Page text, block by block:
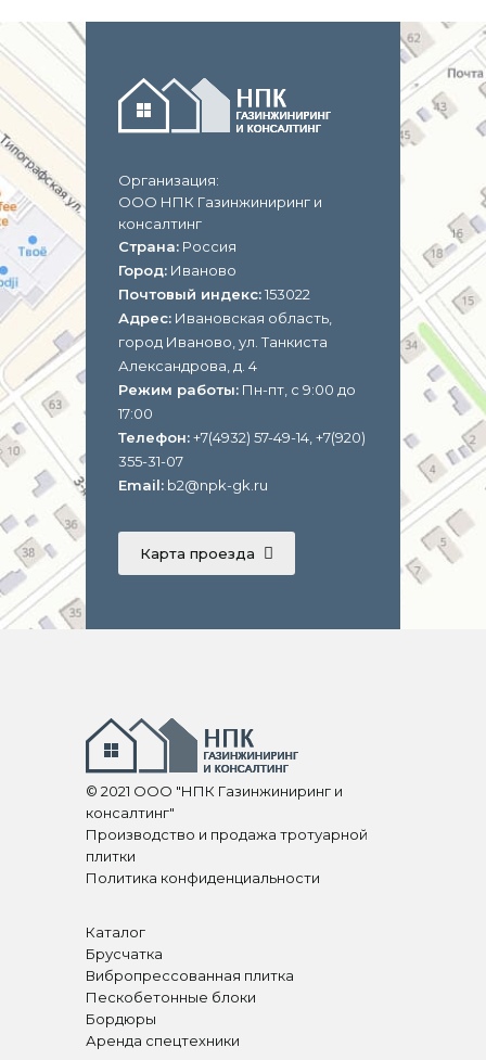
Организация:
ООО НПК Газинжиниринг и
консалтинг
Страна: Россия
Город: Иваново
Почтовый индекс:153022
Адрес: Ивановская область,
город Иваново, ул. Танкиста
Александрова, д. 4
Режим работы: Пн-пт, с 9:00 до
17:00
Телефон:+7(4932) 57-49-14, +7(920)
355-31-07
Email: b2@npk-gk.ru
Карта проезда
© 2021 ООО "НПК Газинжиниринг и
консалтинг"
Производство и продажа тротуарной
плитки
Политика конфиденциальности
Каталог
Брусчатка
Вибропрессованная плитка
Пескобетонные блоки
Бордюры
Аренда спецтехники